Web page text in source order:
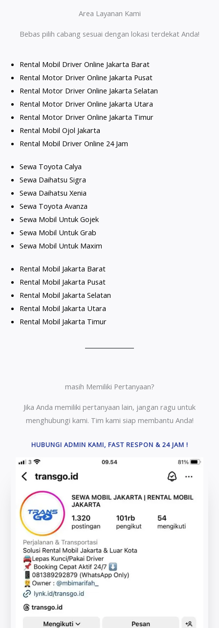
Area Layanan Kami
Bebas pilih cabang sesuai dengan lokasi terdekat Anda!
Rental Mobil Driver Online Jakarta Barat
Rental Motor Driver Online Jakarta Pusat
Rental Motor Driver Online Jakarta Selatan
Rental Motor Driver Online Jakarta Utara
Rental Motor Driver Online Jakarta Timur
Rental Mobil Ojol Jakarta
Rental Mobil Driver Online 24 Jam
Sewa Toyota Calya
Sewa Daihatsu Sigra
Sewa Daihatsu Xenia
Sewa Toyota Avanza
Sewa Mobil Untuk Gojek
Sewa Mobil Untuk Grab
Sewa Mobil Untuk Maxim
Rental Mobil Jakarta Barat
Rental Mobil Jakarta Pusat
Rental Mobil Jakarta Selatan
Rental Mobil Jakarta Utara
Rental Mobil Jakarta Timur
masih Memiliki Pertanyaan?
Jika Anda memiliki pertanyaan lain, jangan ragu untuk
menghubungi kami. Tim kami siap membantu Anda!
HUBUNGI ADMIN KAMI, FAST RESPON & 24 JAM !